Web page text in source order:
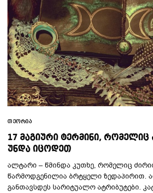
ᲗᲔᲝᲠᲘᲐ
17 ᲛᲐᲒᲘᲣᲠᲘ ᲢᲔᲠᲛᲘᲜᲘ,
ᲣᲜᲓᲐ ᲘᲪᲝᲓᲔᲗ
ალტარი – წმინდა კუთხე, რომელიც
წარმოდგენილია ბრტყელი ზედაპირით.
განთავსდეს სარიტუალო ატრიბუტები.